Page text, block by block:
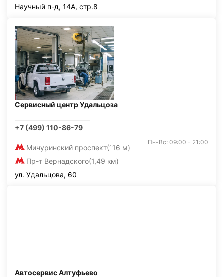
Научный п-д, 14А, стр.8
Сервисный центр Удальцова
+7 (499) 110-86-79
Мичуринский проспект(116 м)
Пр-т Вернадского(1,49 км)
Пн-Вс: 09:00 - 21:00
ул. Удальцова, 60
Автосервис Алтуфьево